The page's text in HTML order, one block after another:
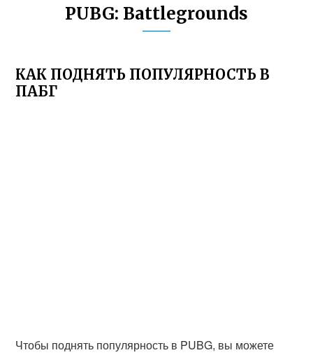
PUBG: Battlegrounds
КАК ПОДНЯТЬ ПОПУЛЯРНОСТЬ В
ПАБГ
Чтобы поднять популярность в PUBG, вы можете